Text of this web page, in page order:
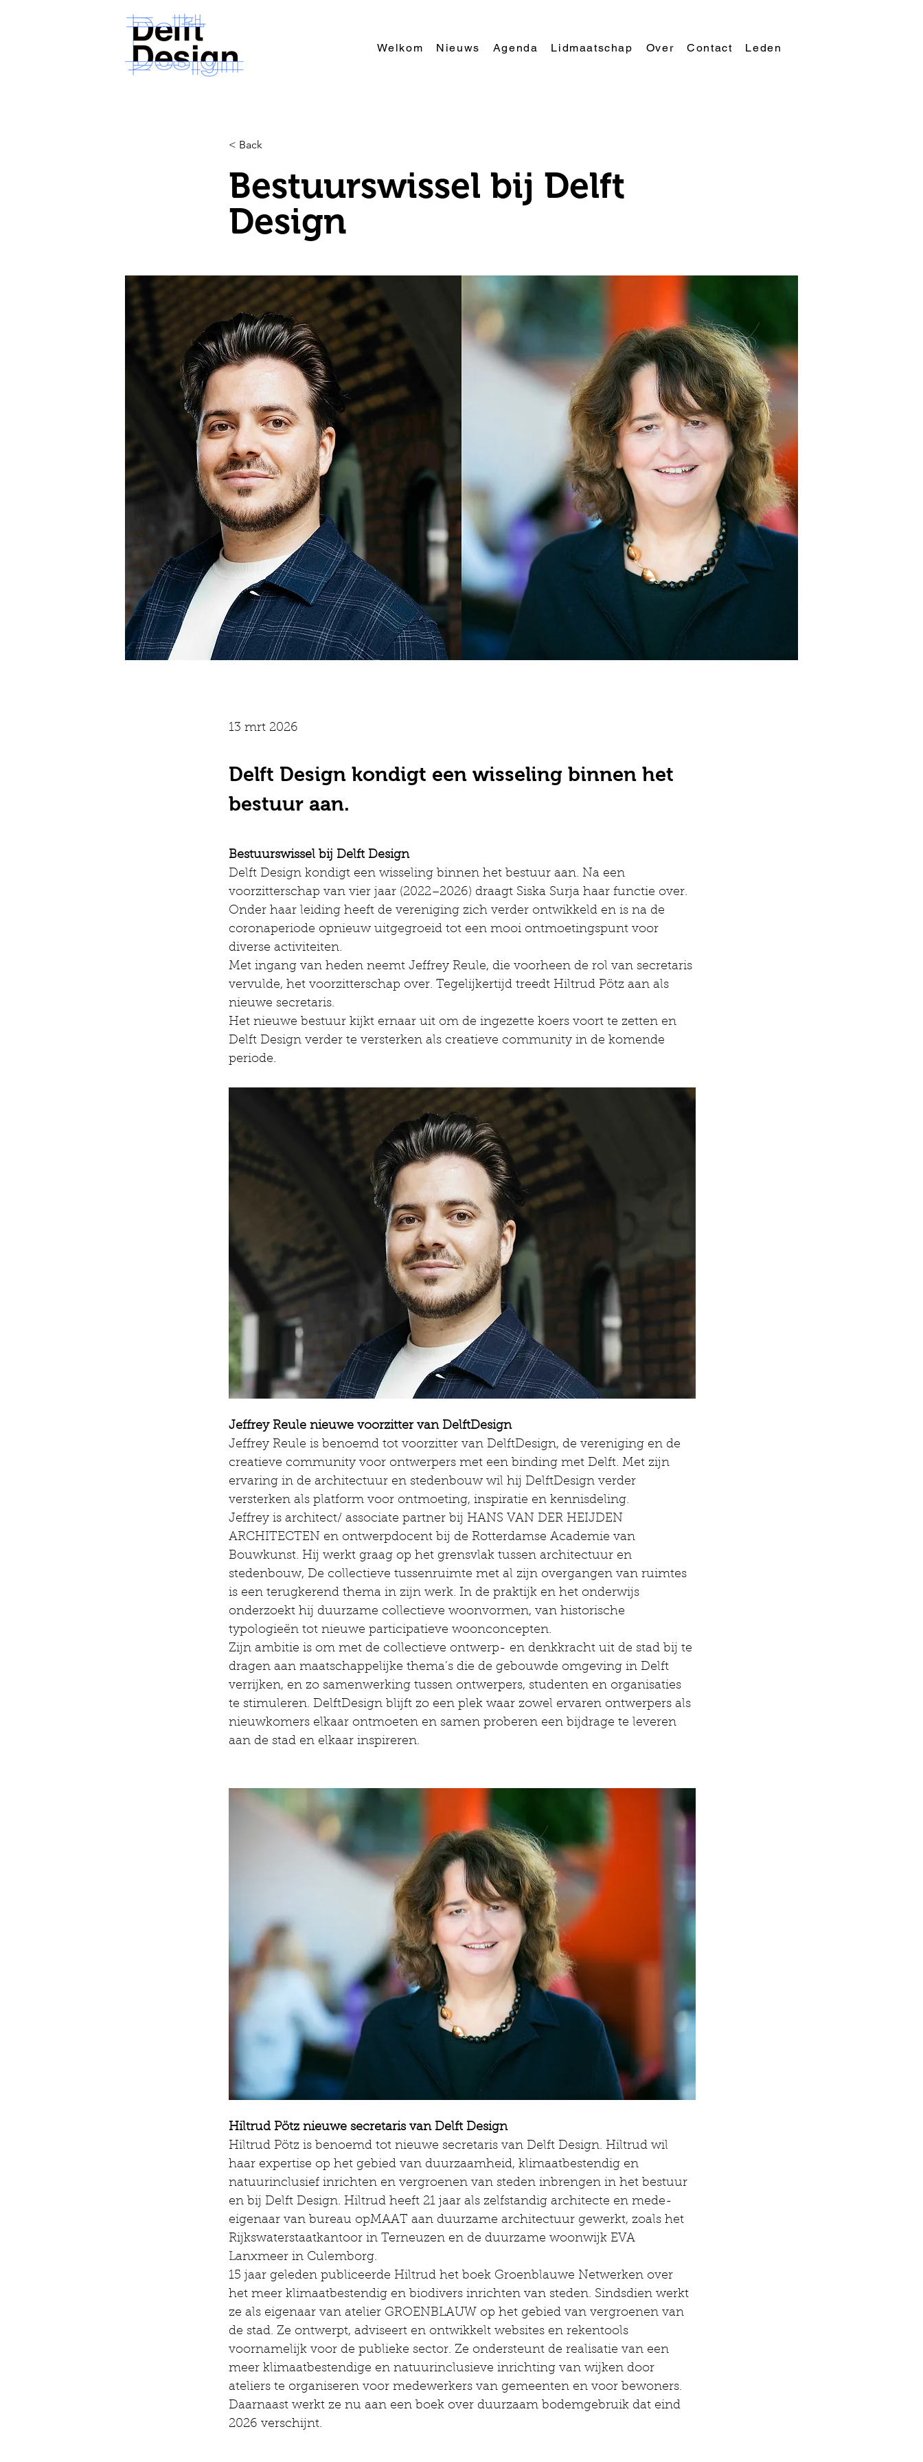
Welkom Nieuws Agenda Lidmaatschap Over Contact Leden
< Back
Bestuurswissel bij Delft
Design
13 mrt 2026
Delft Design kondigt een wisseling binnen het
bestuur aan.
Bestuurswissel bij Delft Design
Delft Design kondigt een wisseling binnen het bestuur aan. Na een
voorzitterschap van vier jaar (2022–2026) draagt Siska Surja haar functie over.
Onder haar leiding heeft de vereniging zich verder ontwikkeld en is na de
coronaperiode opnieuw uitgegroeid tot een mooi ontmoetingspunt voor
diverse activiteiten.
Met ingang van heden neemt Jeffrey Reule, die voorheen de rol van secretaris
vervulde, het voorzitterschap over. Tegelijkertijd treedt Hiltrud Pötz aan als
nieuwe secretaris.
Het nieuwe bestuur kijkt ernaar uit om de ingezette koers voort te zetten en
Delft Design verder te versterken als creatieve community in de komende
periode.
Jeffrey Reule nieuwe voorzitter van DelftDesign
Jeffrey Reule is benoemd tot voorzitter van DelftDesign, de vereniging en de
creatieve community voor ontwerpers met een binding met Delft. Met zijn
ervaring in de architectuur en stedenbouw wil hij DelftDesign verder
versterken als platform voor ontmoeting, inspiratie en kennisdeling.
Jeffrey is architect/ associate partner bij HANS VAN DER HEIJDEN
ARCHITECTEN en ontwerpdocent bij de Rotterdamse Academie van
Bouwkunst. Hij werkt graag op het grensvlak tussen architectuur en
stedenbouw, De collectieve tussenruimte met al zijn overgangen van ruimtes
is een terugkerend thema in zijn werk. In de praktijk en het onderwijs
onderzoekt hij duurzame collectieve woonvormen, van historische
typologieën tot nieuwe participatieve woonconcepten.
Zijn ambitie is om met de collectieve ontwerp- en denkkracht uit de stad bij te
dragen aan maatschappelijke thema’s die de gebouwde omgeving in Delft
verrijken, en zo samenwerking tussen ontwerpers, studenten en organisaties
te stimuleren. DelftDesign blijft zo een plek waar zowel ervaren ontwerpers als
nieuwkomers elkaar ontmoeten en samen proberen een bijdrage te leveren
aan de stad en elkaar inspireren.
Hiltrud Pötz nieuwe secretaris van Delft Design
Hiltrud Pötz is benoemd tot nieuwe secretaris van Delft Design. Hiltrud wil
haar expertise op het gebied van duurzaamheid, klimaatbestendig en
natuurinclusief inrichten en vergroenen van steden inbrengen in het bestuur
en bij Delft Design. Hiltrud heeft 21 jaar als zelfstandig architecte en mede-
eigenaar van bureau opMAAT aan duurzame architectuur gewerkt, zoals het
Rijkswaterstaatkantoor in Terneuzen en de duurzame woonwijk EVA
Lanxmeer in Culemborg.
15 jaar geleden publiceerde Hiltrud het boek Groenblauwe Netwerken over
het meer klimaatbestendig en biodivers inrichten van steden. Sindsdien werkt
ze als eigenaar van atelier GROENBLAUW op het gebied van vergroenen van
de stad. Ze ontwerpt, adviseert en ontwikkelt websites en rekentools
voornamelijk voor de publieke sector. Ze ondersteunt de realisatie van een
meer klimaatbestendige en natuurinclusieve inrichting van wijken door
ateliers te organiseren voor medewerkers van gemeenten en voor bewoners.
Daarnaast werkt ze nu aan een boek over duurzaam bodemgebruik dat eind
2026 verschijnt.